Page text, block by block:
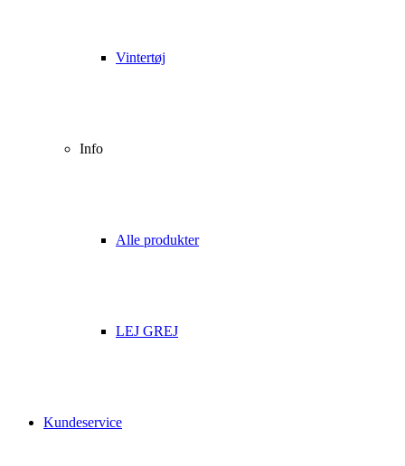
Vintertøj
Info
Alle produkter
LEJ GREJ
Kundeservice